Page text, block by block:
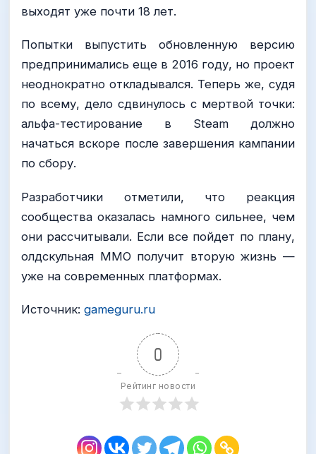
выходят уже почти 18 лет.
Попытки выпустить обновленную версию
предпринимались еще в 2016 году, но проект
неоднократно откладывался. Теперь же, судя
по всему, дело сдвинулось с мертвой точки:
альфа-тестирование в Steam должно
начаться вскоре после завершения кампании
по сбору.
Разработчики отметили, что реакция
сообщества оказалась намного сильнее, чем
они рассчитывали. Если все пойдет по плану,
олдскульная MMO получит вторую жизнь —
уже на современных платформах.
Источник: gameguru.ru
0
Рейтинг новости